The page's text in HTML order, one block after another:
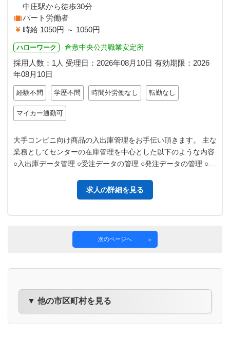
中庄駅から徒歩30分
パート労働者
時給 1050円 ～ 1050円
ハローワーク 倉敷中央公共職業安定所
採用人数：1人 受理日： 2026年08月10日 有効期限： 2026
年08月10日
経験不問 学歴不問 時間外労働なし 転勤なし
マイカー通勤可
大手コンビニ向け商品の入出庫管理をお手伝い頂きます。 主な
業務としてセンターの在庫管理を中心とした以下のような内容
○入出庫データ管理 ○受注データの管理 ○発注データの管理 ○各
求人の詳細を見る
次のページへ
▼ 他の市区町村を見る